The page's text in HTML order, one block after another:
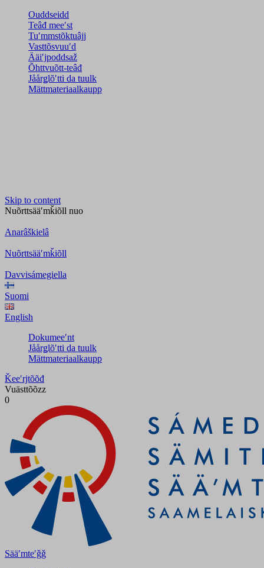
Ouddseidd
Teâđ meeʹst
Tuʹmmstõktuâjj
Vasttõsvuuʹd
Ääiʹjpoddsaž
Õhttvuõtt-teâđ
Jåårǥlõʹtti da tuulk
Mättmateriaalkaupp
Skip to content
Nuõrttsääʹmǩiõll nuo
Anarâškielâ
Nuõrttsääʹmǩiõll
Davvisámegiella
Suomi
English
Dokumeeʹnt
Jåårǥlõʹtti da tuulk
Mättmateriaalkaupp
Ǩeeʹrjtõõđ
Vuästtõõzz
0
Sääʹmteʹǧǧ